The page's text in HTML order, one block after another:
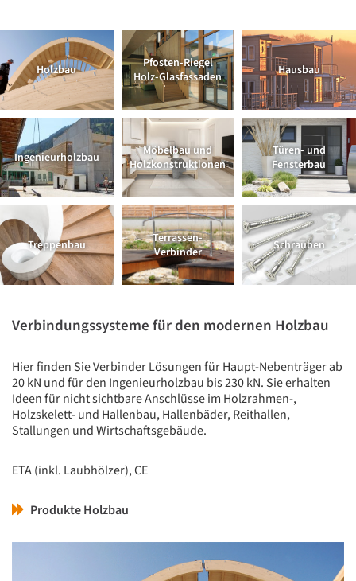
Holzbau
Pfosten-Riegel
Holz-Glasfassaden
Hausbau
Ingenieurholzbau
Möbelbau und
Holzkonstruktionen
Türen- und
Fensterbau
Treppenbau
Terrassen-
Verbinder
Schrauben
Verbindungssysteme für den modernen Holzbau
Hier finden Sie Verbinder Lösungen für Haupt-Nebenträger ab
20 kN und für den Ingenieurholzbau bis 230 kN. Sie erhalten
Ideen für nicht sichtbare Anschlüsse im Holzrahmen-,
Holzskelett- und Hallenbau, Hallenbäder, Reithallen,
Stallungen und Wirtschaftsgebäude.
ETA (inkl. Laubhölzer), CE
Produkte Holzbau